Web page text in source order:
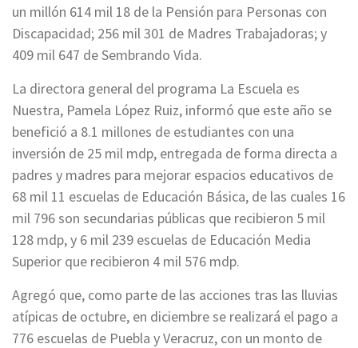
un millón 614 mil 18 de la Pensión para Personas con
Discapacidad; 256 mil 301 de Madres Trabajadoras; y
409 mil 647 de Sembrando Vida.
La directora general del programa La Escuela es
Nuestra, Pamela López Ruiz, informó que este año se
benefició a 8.1 millones de estudiantes con una
inversión de 25 mil mdp, entregada de forma directa a
padres y madres para mejorar espacios educativos de
68 mil 11 escuelas de Educación Básica, de las cuales 16
mil 796 son secundarias públicas que recibieron 5 mil
128 mdp, y 6 mil 239 escuelas de Educación Media
Superior que recibieron 4 mil 576 mdp.
Agregó que, como parte de las acciones tras las lluvias
atípicas de octubre, en diciembre se realizará el pago a
776 escuelas de Puebla y Veracruz, con un monto de